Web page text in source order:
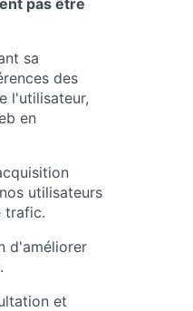
pas être
sa
des
l'utilisateur,
en
utilisateurs
trafic.
d'améliorer
et